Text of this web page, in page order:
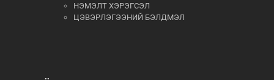
НЭМЭЛТ ХЭРЭГСЭЛ
ЦЭВЭРЛЭГЭЭНИЙ БЭЛДМЭЛ